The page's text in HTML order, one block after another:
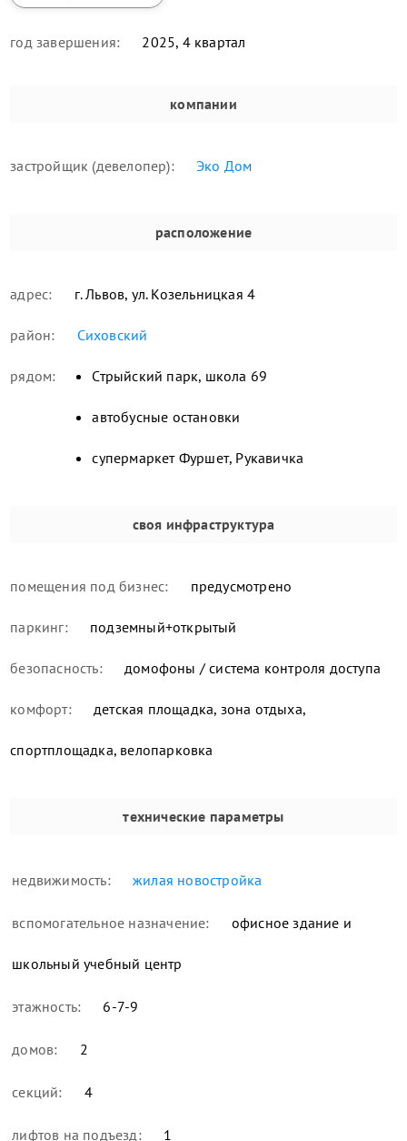
год завершения: 2025, 4 квартал
компании
застройщик (девелопер): Эко Дом
расположение
адрес: г. Львов, ул. Козельницкая 4
район: Сиховский
рядом: Стрыйский парк, школа 69
автобусные остановки
супермаркет Фуршет, Рукавичка
своя инфраструктура
помещения под бизнес: предусмотрено
паркинг: подземный+открытый
безопасность: домофоны / система контроля доступа
комфорт: детская площадка, зона отдыха,
спортплощадка, велопарковка
технические параметры
недвижимость: жилая новостройка
вспомогательное назначение: офисное здание и
школьный учебный центр
этажность: 6-7-9
домов: 2
секций: 4
лифтов на подъезд: 1